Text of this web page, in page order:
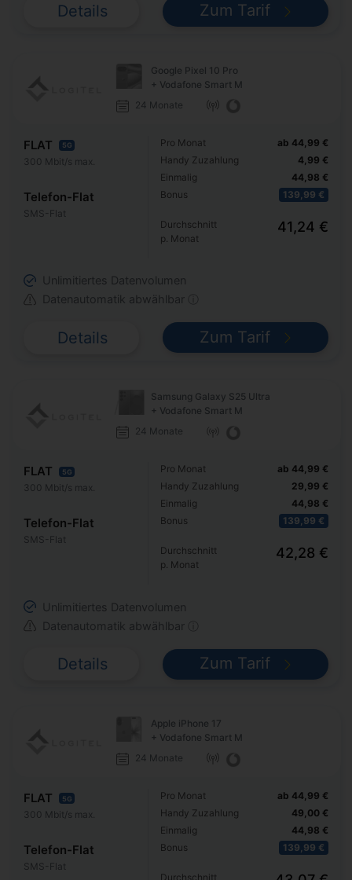
Details Zum Tarif
Google Pixel 10 Pro
+ Vodafone Smart M
24 Monate
FLAT 5G
300 Mbit/s max.
Telefon-Flat
SMS-Flat
Pro Monat
Handy Zuzahlung
Einmalig
Bonus
ab 44,99 €
4,99 €
44,98 €
139,99 €
Durchschnitt
p. Monat
41,24 €
Unlimitiertes Datenvolumen
Datenautomatik abwählbar ⓘ
Details Zum Tarif
Samsung Galaxy S25 Ultra
+ Vodafone Smart M
24 Monate
FLAT 5G
300 Mbit/s max.
Telefon-Flat
SMS-Flat
Pro Monat
Handy Zuzahlung
Einmalig
Bonus
ab 44,99 €
29,99 €
44,98 €
139,99 €
Durchschnitt
p. Monat
42,28 €
Unlimitiertes Datenvolumen
Datenautomatik abwählbar ⓘ
Details Zum Tarif
Apple iPhone 17
+ Vodafone Smart M
24 Monate
FLAT 5G
300 Mbit/s max.
Telefon-Flat
SMS-Flat
Pro Monat
Handy Zuzahlung
Einmalig
Bonus
ab 44,99 €
49,00 €
44,98 €
139,99 €
Durchschnitt